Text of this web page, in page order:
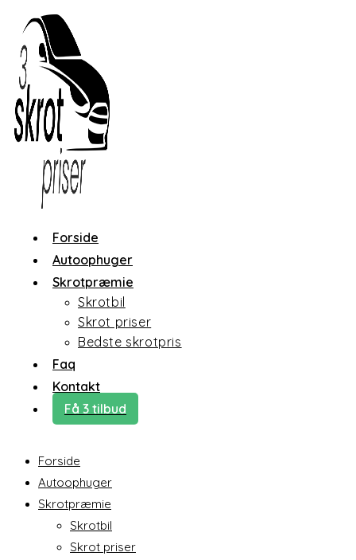
content
Forside
Autoophuger
Skrotpræmie
Skrotbil
Skrot priser
Bedste skrotpris
Faq
Kontakt
Få 3 tilbud
Forside
Autoophuger
Skrotpræmie
Skrotbil
Skrot priser